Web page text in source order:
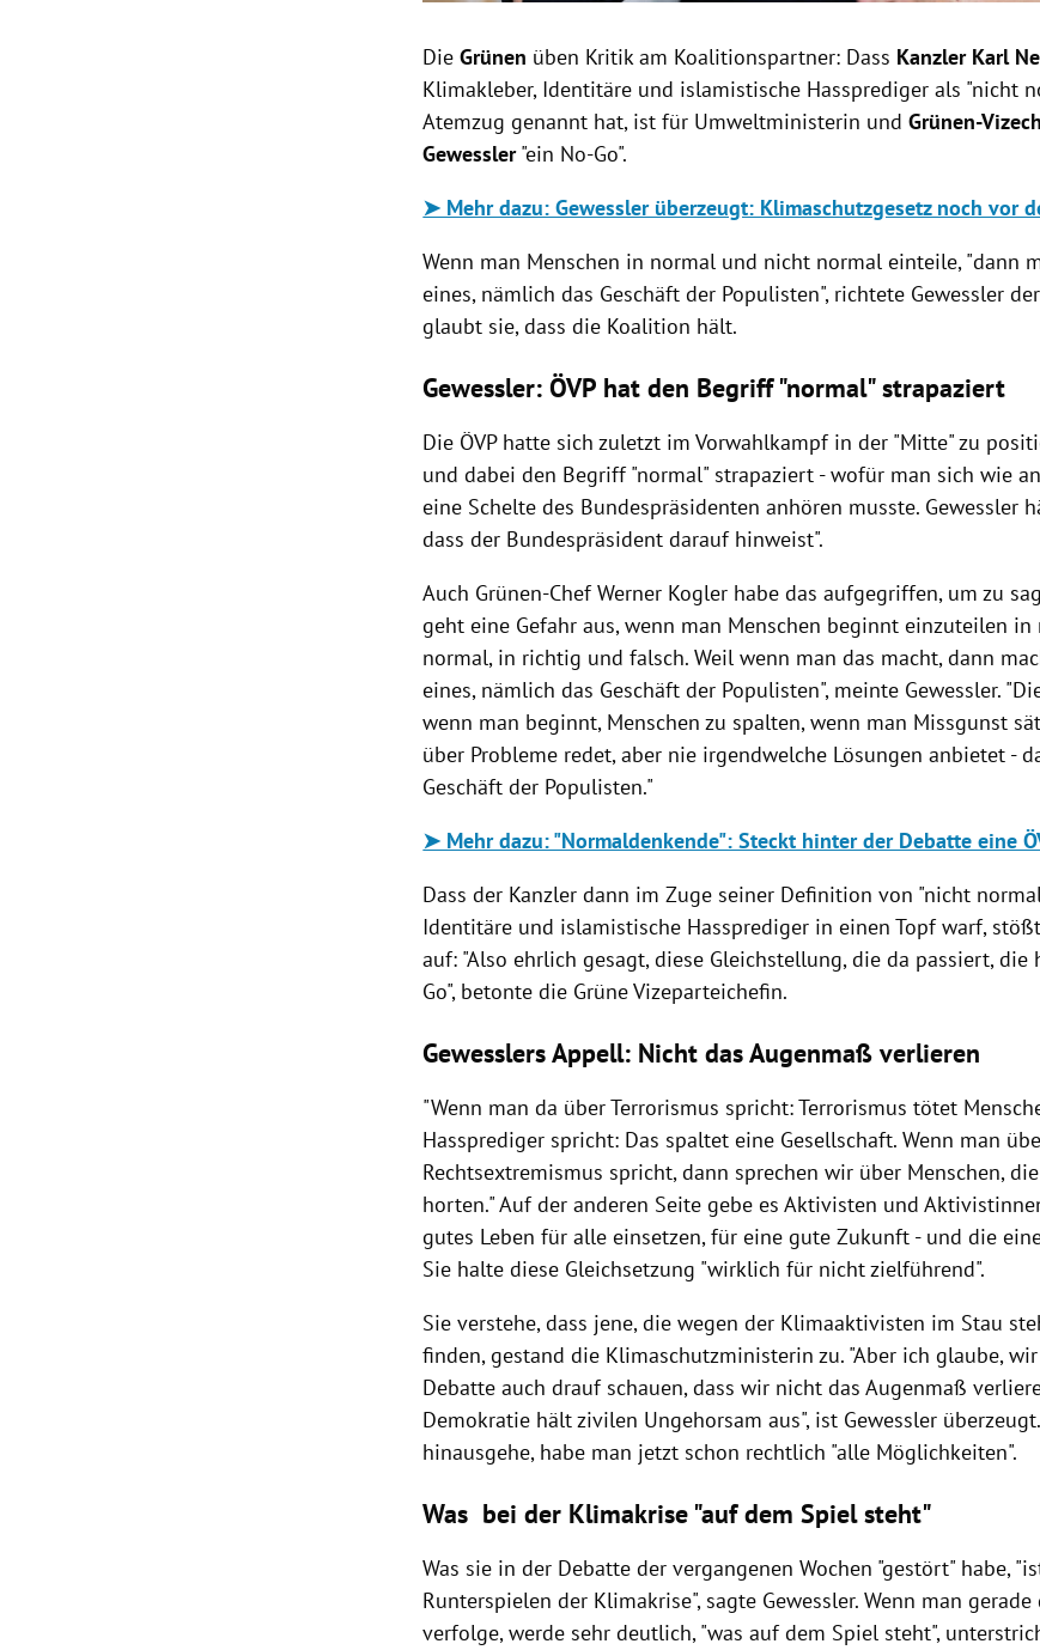
DieGrünen üben Kritik am Koalitionspartner: Dass Kanzler Karl
Klimakleber, Identitäre und islamistische Hassprediger als "nicht
Atemzug genannt hat, ist für Umweltministerin undGrünen-
Gewessler"ein No-Go".
➤ Mehr dazu: Gewessler überzeugt: Klimaschutzgesetz noch vor
Wenn man Menschen in normal und nicht normal einteile, "dann
eines, nämlich das Geschäft der Populisten", richtete Gewessler
glaubt sie, dass die Koalition hält.
Gewessler: ÖVP hat den Begriff "normal" strapaziert
Die ÖVP hatte sich zuletzt im Vorwahlkampf in der "Mitte" zu
und dabei den Begriff "normal" strapaziert - wofür man sich wie
eine Schelte des Bundespräsidenten anhören musste. Gewessler
dass der Bundespräsident darauf hinweist".
Auch Grünen-Chef Werner Kogler habe das aufgegriffen, um zu
geht eine Gefahr aus, wenn man Menschen beginnt einzuteilen
normal, in richtig und falsch. Weil wenn man das macht, dann
eines, nämlich das Geschäft der Populisten", meinte Gewessler.
wenn man beginnt, Menschen zu spalten, wenn man Missgunst
über Probleme redet, aber nie irgendwelche Lösungen anbietet -
Geschäft der Populisten."
➤ Mehr dazu: "Normaldenkende": Steckt hinter der Debatte eine
Dass der Kanzler dann im Zuge seiner Definition von "nicht
Identitäre und islamistische Hassprediger in einen Topf warf,
auf: "Also ehrlich gesagt, diese Gleichstellung, die da passiert,
Go", betonte die Grüne Vizeparteichefin.
Gewesslers Appell: Nicht das Augenmaß verlieren
"Wenn man da über Terrorismus spricht: Terrorismus tötet
Hassprediger spricht: Das spaltet eine Gesellschaft. Wenn man
Rechtsextremismus spricht, dann sprechen wir über Menschen,
horten." Auf der anderen Seite gebe es Aktivisten und
gutes Leben für alle einsetzen, für eine gute Zukunft - und die
Sie halte diese Gleichsetzung "wirklich für nicht zielführend".
Sie verstehe, dass jene, die wegen der Klimaaktivisten im Stau
finden, gestand die Klimaschutzministerin zu. "Aber ich glaube,
Debatte auch drauf schauen, dass wir nicht das Augenmaß
Demokratie hält zivilen Ungehorsam aus", ist Gewessler
hinausgehe, habe man jetzt schon rechtlich "alle Möglichkeiten".
Was bei der Klimakrise "auf dem Spiel steht"
Was sie in der Debatte der vergangenen Wochen "gestört" habe,
Runterspielen der Klimakrise", sagte Gewessler. Wenn man
verfolge, werde sehr deutlich, "was auf dem Spiel steht",